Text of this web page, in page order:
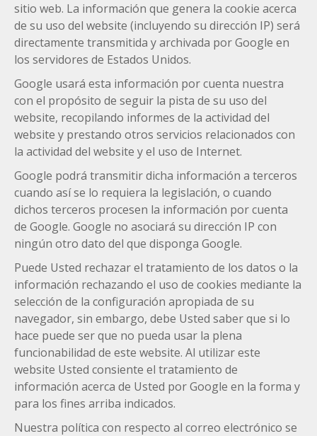
sitio web. La información que genera la cookie acerca
de su uso del website (incluyendo su dirección IP) será
directamente transmitida y archivada por Google en
los servidores de Estados Unidos.
Google usará esta información por cuenta nuestra
con el propósito de seguir la pista de su uso del
website, recopilando informes de la actividad del
website y prestando otros servicios relacionados con
la actividad del website y el uso de Internet.
Google podrá transmitir dicha información a terceros
cuando así se lo requiera la legislación, o cuando
dichos terceros procesen la información por cuenta
de Google. Google no asociará su dirección IP con
ningún otro dato del que disponga Google.
Puede Usted rechazar el tratamiento de los datos o la
información rechazando el uso de cookies mediante la
selección de la configuración apropiada de su
navegador, sin embargo, debe Usted saber que si lo
hace puede ser que no pueda usar la plena
funcionabilidad de este website. Al utilizar este
website Usted consiente el tratamiento de
información acerca de Usted por Google en la forma y
para los fines arriba indicados.
Nuestra política con respecto al correo electrónico se